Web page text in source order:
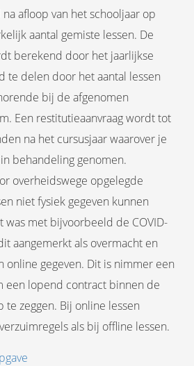
afloop van het schooljaar op
aantal gemiste lessen. De
berekend door het jaarlijkse
te delen door het aantal lessen
bij de afgenomen
Een restitutieaanvraag wordt tot
na het cursusjaar waarover je
behandeling genomen.
overheidswege opgelegde
niet fysiek gegeven kunnen
was met bijvoorbeeld de COVID-
aangemerkt als overmacht en
online gegeven. Dit is nimmer een
een lopend contract binnen de
zeggen. Bij online lessen
als bij offline lessen.